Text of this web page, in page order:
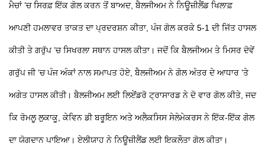
ਮੈਚਾਂ ’ਚ ਸਿਰਫ਼ ਇੱਕ ਗੋਲ ਕਰਨ ਤੋਂ ਬਾਅਦ, ਬੈਲਜੀਅਮ ਨੇ ਨਿਊਜ਼ੀਲੈਂਡ ਖਿਲਾਫ਼
ਆਪਣੀ ਹਮਲਾਵਰ ਤਾਕਤ ਦਾ ਪ੍ਰਦਰਸ਼ਨ ਕੀਤਾ, ਪੰਜ ਗੋਲ ਕਰਕੇ 5-1 ਦੀ ਜਿੱਤ ਹਾਸਲ
ਕੀਤੀ ਤੇ ਗਰੁੱਪ ’ਚ ਸਿਖਰਲਾ ਸਥਾਨ ਹਾਸਲ ਕੀਤਾ। ਜਦੋਂ ਕਿ ਬੈਲਜੀਅਮ ਤੇ ਮਿਸਰ ਦੋਵੇਂ
ਗਰੁੱਪ ਜੀ ’ਚ ਪੰਜ ਅੰਕਾਂ ਨਾਲ ਸਮਾਪਤ ਹੋਏ, ਬੈਲਜੀਅਮ ਨੇ ਗੋਲ ਅੰਤਰ ਦੇ ਆਧਾਰ ’ਤੇ
ਅਗੇਤ ਹਾਸਲ ਕੀਤੀ। ਬੈਲਜੀਅਮ ਲਈ ਲਿਏਂਡਰੋ ਟ੍ਰਾਸਾਰਡ ਨੇ ਦੋ ਵਾਰ ਗੋਲ ਕੀਤੇ, ਜਦ
ਕਿ ਰੋਮਲੂ ਲੁਕਾਕੂ, ਕੇਵਿਨ ਡੀ ਬਰੂਇਨ ਅਤੇ ਅਲੈਕਸਿਸ ਸੇਲੇਮੇਕਰਸ ਨੇ ਇੱਕ-ਇੱਕ ਗੋਲ
ਦਾ ਯੋਗਦਾਨ ਪਾਇਆ। ਏਲੀਯਾਹ ਨੇ ਨਿਊਜ਼ੀਲੈਂਡ ਲਈ ਇਕਲੌਤਾ ਗੋਲ ਕੀਤਾ।